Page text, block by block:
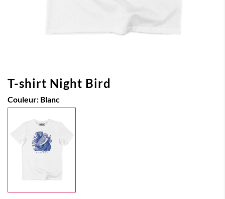
T-shirt Night Bird
Couleur: Blanc